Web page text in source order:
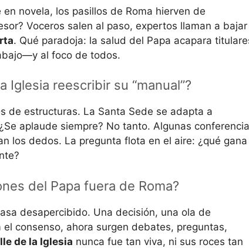
novela, los pasillos de Roma hierven de
Voceros salen al paso, expertos llaman a bajar
. Qué paradoja: la salud del Papa acapara
al foco de todos.
Iglesia reescribir su “manual”?
de estructuras. La Santa Sede se adapta a
aplaude siempre? No tanto. Algunas
los dedos. La pregunta flota en el aire: ¿qué gana
del Papa fuera de Roma?
desapercibido. Una decisión, una ola de
consenso, ahora surgen debates, preguntas,
de la Iglesia nunca fue tan viva, ni sus roces tan